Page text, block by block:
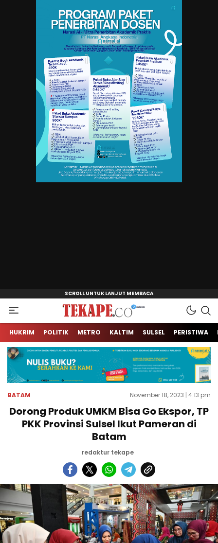
Tekape.co
Jendela Informasi Kita
HUKRIM POLITIK METRO KALTIM SULSEL PERISTIWA
BATAM November 18, 2023 | 4:13 pm
Dorong Produk UMKM Bisa Go Ekspor, TP
PKK Provinsi Sulsel Ikut Pameran di
Batam
redaktur tekape